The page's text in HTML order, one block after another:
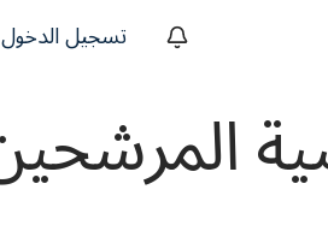
تسجيل الدخول